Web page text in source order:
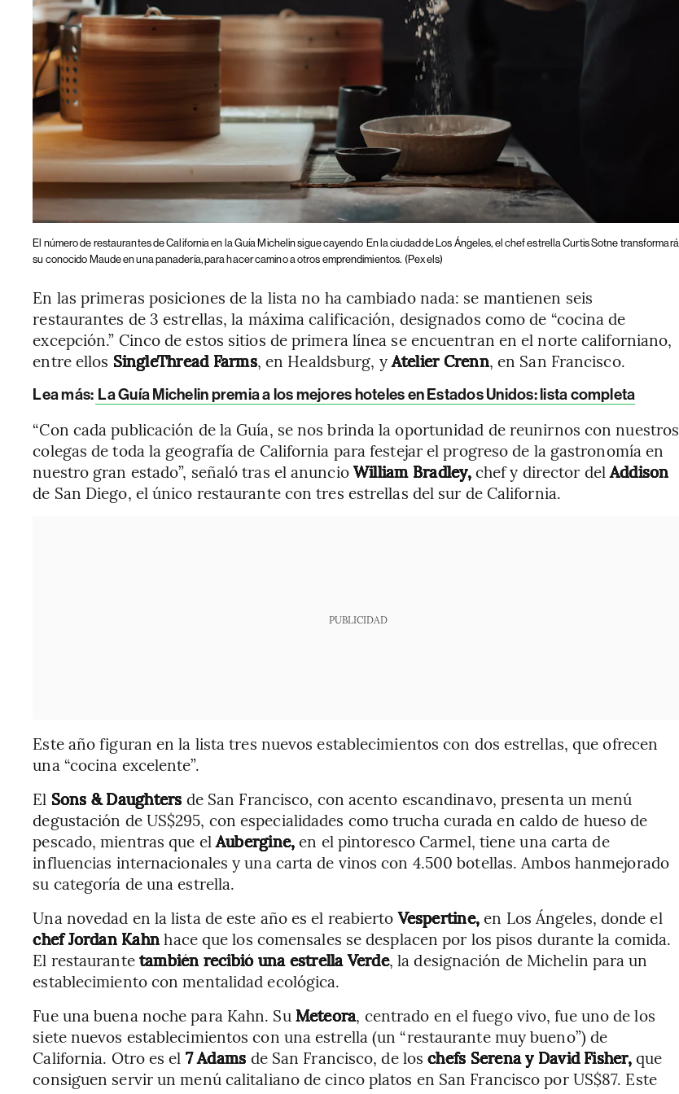
El número de restaurantes de California en la Guía Michelin sigue cayendo En la ciudad de Los Ángeles, el chef estrella Curtis Sotne transformará
su conocido Maude en una panadería, para hacer camino a otros emprendimientos. (Pexels)
En las primeras posiciones de la lista no ha cambiado nada: se mantienen seis
restaurantes de 3 estrellas, la máxima calificación, designados como de “cocina de
excepción.” Cinco de estos sitios de primera línea se encuentran en el norte californiano,
entre ellos SingleThread Farms, en Healdsburg, yAtelier Crenn, en San Francisco.
Lea más: La Guía Michelin premia a los mejores hoteles en Estados Unidos: lista completa
“Con cada publicación de la Guía, se nos brinda la oportunidad de reunirnos con nuestros
colegas de toda la geografía de California para festejar el progreso de la gastronomía en
nuestro gran estado”, señaló tras el anuncioWilliam Bradley,chef y director delAddison
de San Diego, el único restaurante con tres estrellas del sur de California.
PUBLICIDAD
Este año figuran en la lista tres nuevos establecimientos con dos estrellas, que ofrecen
una “cocina excelente”.
El Sons & Daughters de San Francisco, con acento escandinavo, presenta un menú
degustación de US$295, con especialidades como trucha curada en caldo de hueso de
pescado, mientras que elAubergine,en el pintoresco Carmel, tiene una carta de
influencias internacionales y una carta de vinos con 4.500 botellas. Ambos hanmejorado
su categoría de una estrella.
Una novedad en la lista de este año es el reabiertoVespertine,en Los Ángeles, donde el
chef Jordan Kahnhace que los comensales se desplacen por los pisos durante la comida.
El restaurantetambién recibió una estrella Verde, la designación de Michelin para un
establecimiento con mentalidad ecológica.
Fue una buena noche para Kahn. Su Meteora, centrado en el fuego vivo, fue uno de los
siete nuevos establecimientos con una estrella (un “restaurante muy bueno”) de
California. Otro es el 7 Adams de San Francisco, de loschefs Serena y David Fisher,que
consiguen servir un menú calitaliano de cinco platos en San Francisco por US$87. Este